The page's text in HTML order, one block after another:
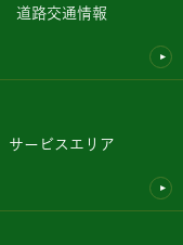
道路交通情報
サービスエリア